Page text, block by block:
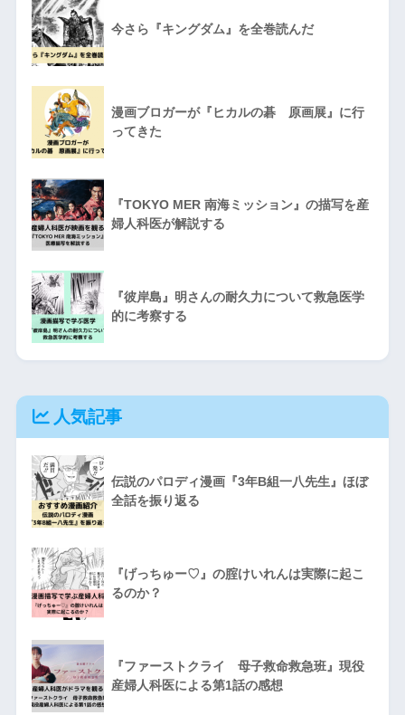
今さら『キングダム』を全巻読んだ
漫画ブロガーが『ヒカルの碁 原画展』に行
ってきた
『TOKYO MER 南海ミッション』の描写を産
婦人科医が解説する
『彼岸島』明さんの耐久力について救急医学
的に考察する
人気記事
伝説のパロディ漫画『3年B組一八先生』ほぼ
全話を振り返る
『げっちゅー♡』の腟けいれんは実際に起こ
るのか？
『ファーストクライ 母子救命救急班』現役
産婦人科医による第1話の感想